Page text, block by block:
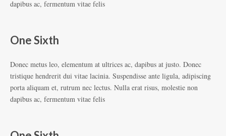
dapibus ac, fermentum vitae felis
One Sixth
Donec metus leo, elementum at ultrices ac, dapibus at justo. Donec
tristique hendrerit dui vitae lacinia. Suspendisse ante ligula, adipiscing
porta aliquam et, rutrum nec lectus. Nulla erat risus, molestie non
dapibus ac, fermentum vitae felis